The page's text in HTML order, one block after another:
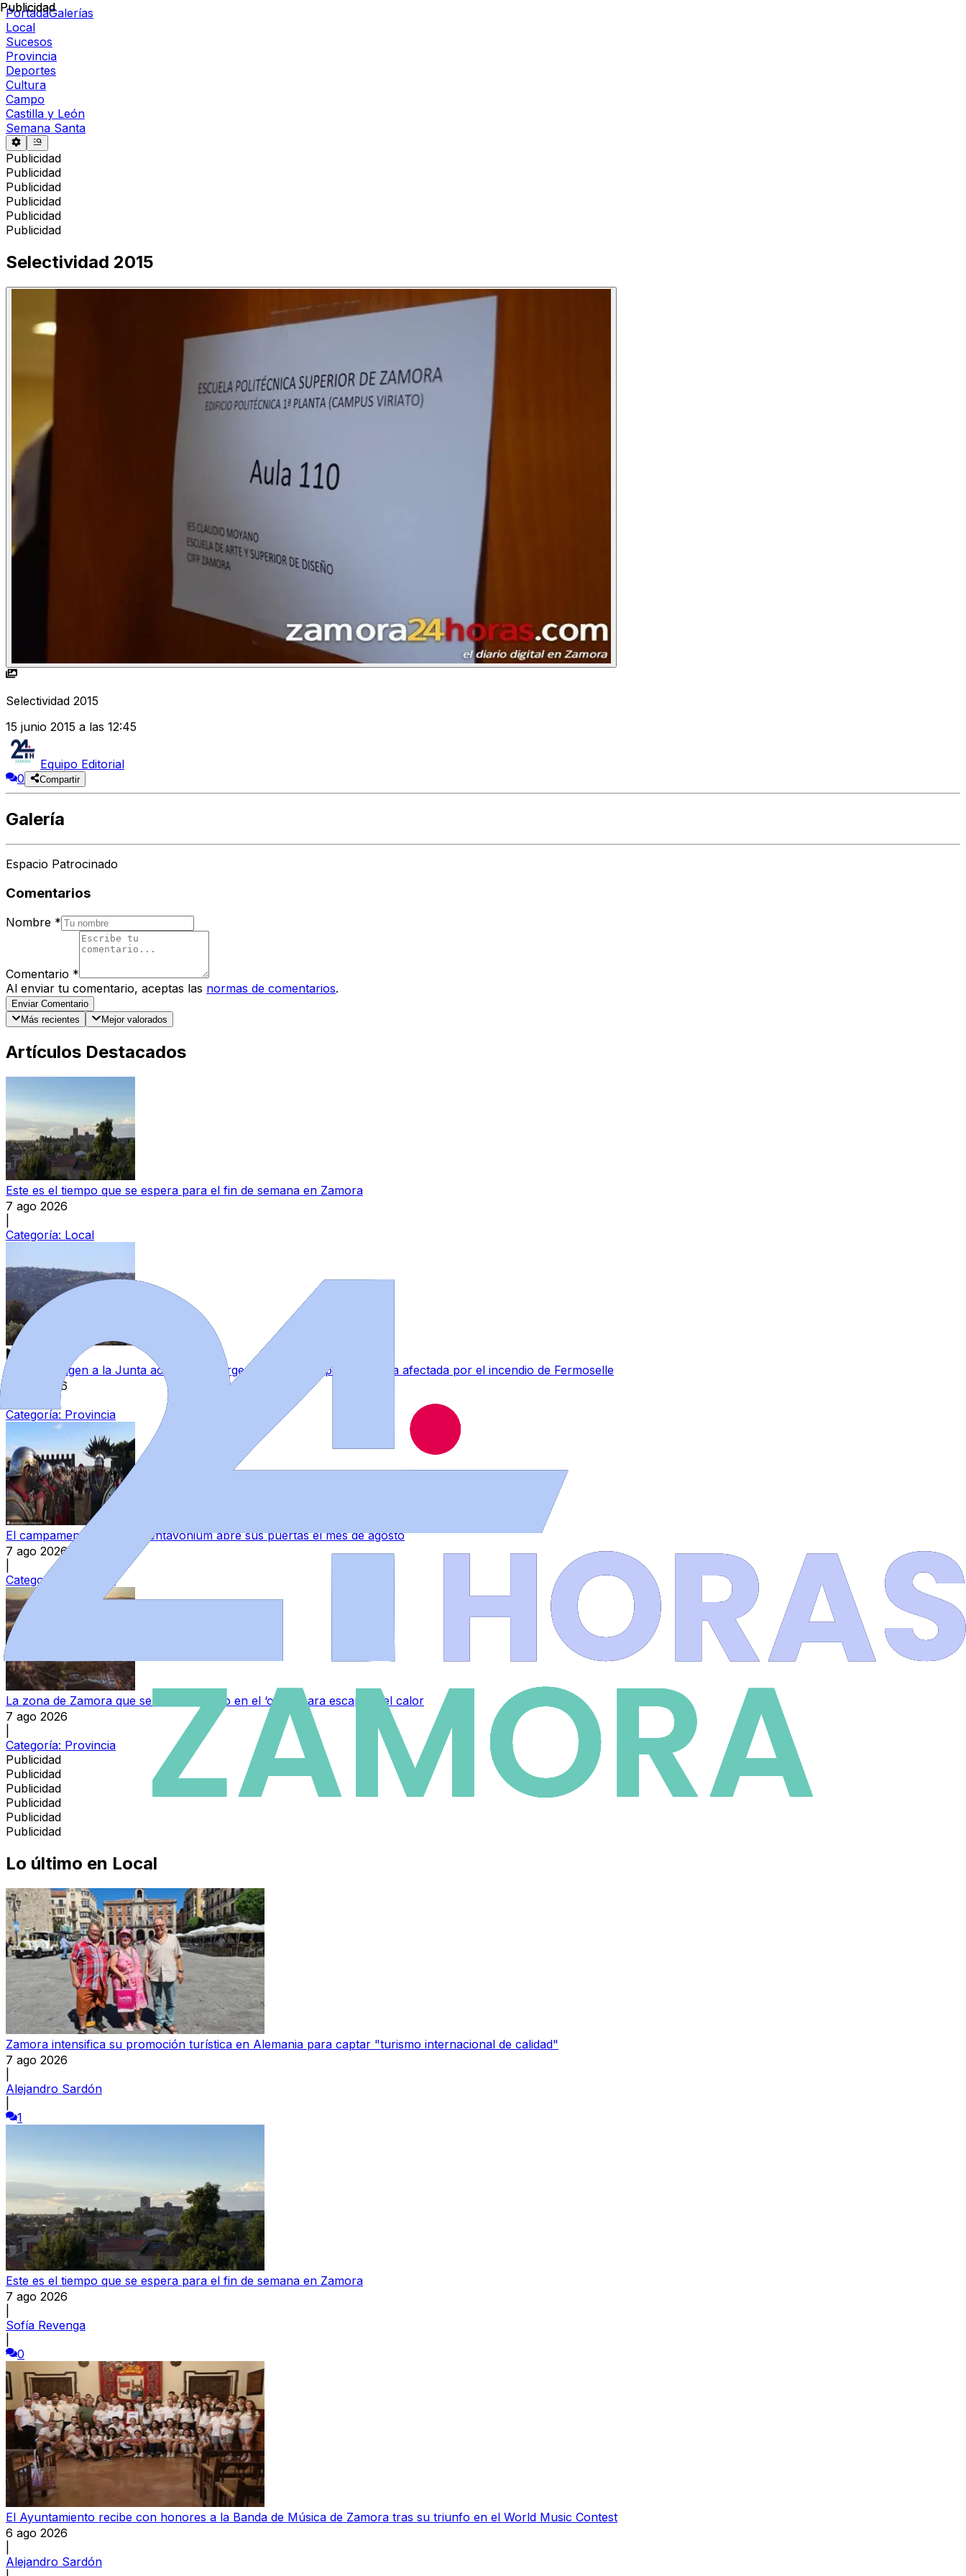
PortadaGalerías
Local
Sucesos
Provincia
Deportes
Cultura
Campo
Castilla y León
Semana Santa
Publicidad
Publicidad
Publicidad
Publicidad
Publicidad
Publicidad
Publicidad
Selectividad 2015
Selectividad 2015
15 junio 2015 a las 12:45
Equipo Editorial
0
Compartir
Galería
Espacio Patrocinado
Comentarios
Nombre *
Comentario *
Al enviar tu comentario, aceptas las normas de comentarios.
Enviar Comentario
Más recientes
Mejor valorados
Artículos Destacados
Este es el tiempo que se espera para el fin de semana en Zamora
7 ago 2026
Categoría: Local
VÍDEO | Exigen a la Junta actuaciones urgentes para recuperar la zona afectada por el incendio de Fermoselle
7 ago 2026
Categoría: Provincia
El campamento romano Pentavonium abre sus puertas el mes de agosto
7 ago 2026
Categoría:
La zona de Zamora que se ha convertido en el ‘oasis’ para escapar del calor
7 ago 2026
Categoría: Provincia
Publicidad
Publicidad
Publicidad
Publicidad
Publicidad
Publicidad
Lo último en Local
Zamora intensifica su promoción turística en Alemania para captar "turismo internacional de calidad"
7 ago 2026
Alejandro Sardón
1
Este es el tiempo que se espera para el fin de semana en Zamora
7 ago 2026
Sofía Revenga
0
El Ayuntamiento recibe con honores a la Banda de Música de Zamora tras su triunfo en el World Music Contest
6 ago 2026
Alejandro Sardón
Publicidad